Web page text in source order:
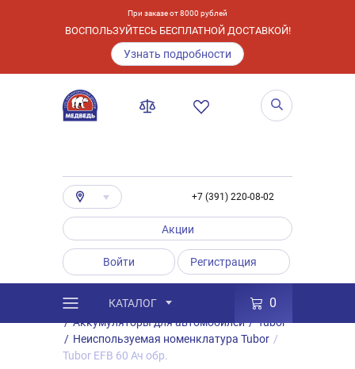
При заказе от 8000 рублей
ВОСПОЛЬЗУЙТЕСЬ БЕСПЛАТНОЙ ДОСТАВКОЙ!
Узнать подробности
+7 (391) 220-08-02
Акции
Войти Регистрация
КАТАЛОГ 0
Каталог / Товары
Аккумуляторы
/ Аккумуляторы для автомобилей / Tubor
/ Неиспользуемая номенклатура Tubor /
Tubor EFB 60 Ач обр.